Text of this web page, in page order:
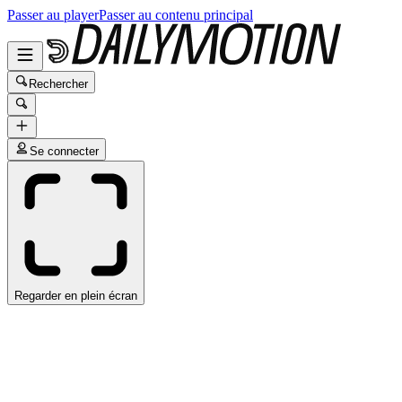
Passer au playerPasser au contenu principal
Rechercher
Se connecter
Regarder en plein écran